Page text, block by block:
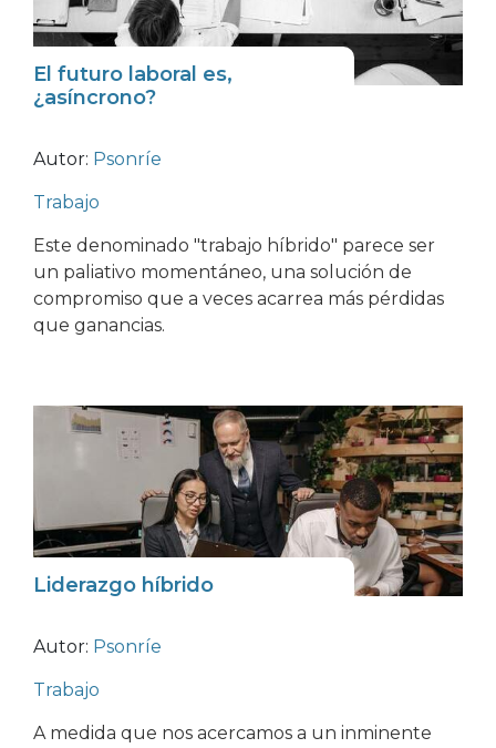
El futuro laboral es,
¿asíncrono?
Autor: Psonríe
Trabajo
Este denominado "trabajo híbrido" parece ser
un paliativo momentáneo, una solución de
compromiso que a veces acarrea más pérdidas
que ganancias.
Liderazgo híbrido
Autor: Psonríe
Trabajo
A medida que nos acercamos a un inminente